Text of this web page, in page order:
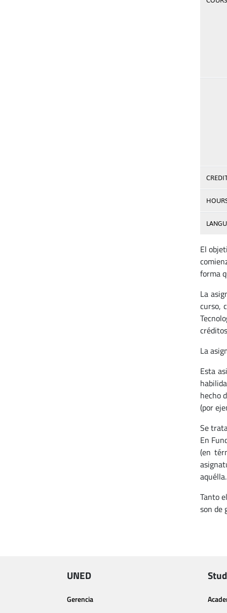
El
forma
La
curso,
La
Esta
hecho
(por
Se
En
(en
Tanto
son de
UNED
Gerencia